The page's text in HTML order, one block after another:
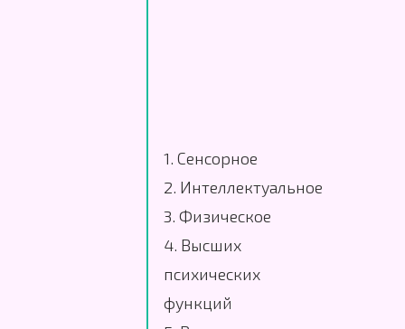
1. Сенсорное
2. Интеллектуальное
3. Физическое
4. Высших
психических
функций